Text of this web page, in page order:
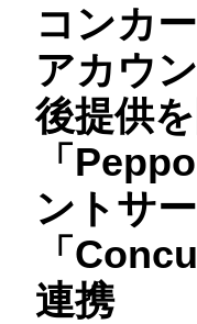
プレスリリース
電子帳簿保存法・イ
経理・総務の豆知識
出張・経費管理トレン
中堅・中小企業
コンカ
アカウ
後提供
「
ントサ
「
連携